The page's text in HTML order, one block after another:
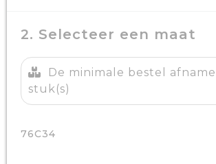
2. Selecteer een maat
De minimale bestel afname
stuk(s)
76C34